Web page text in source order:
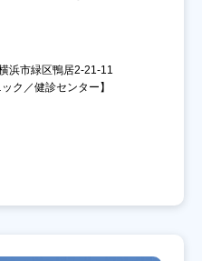
浜市緑区鴨居2-21-11
ク／健診センター】